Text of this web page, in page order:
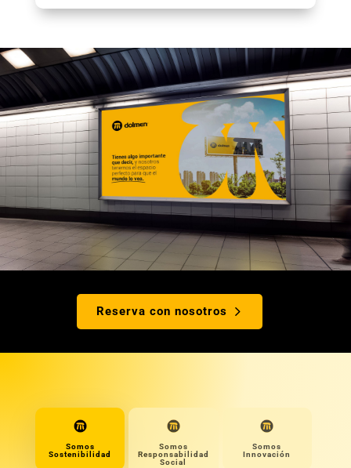
Reserva con nosotros
Somos
Sostenibilidad
Somos
Responsabilidad
Social
Somos
Innovación